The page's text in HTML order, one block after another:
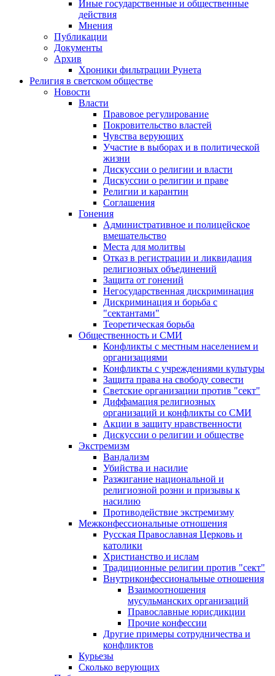
Иные государственные и общественные
действия
Мнения
Публикации
Документы
Архив
Хроники фильтрации Рунета
Религия в светском обществе
Новости
Власти
Правовое регулирование
Покровительство властей
Чувства верующих
Участие в выборах и в политической
жизни
Дискуссии о религии и власти
Дискуссии о религии и праве
Религии и карантин
Соглашения
Гонения
Административное и полицейское
вмешательство
Места для молитвы
Отказ в регистрации и ликвидация
религиозных объединений
Защита от гонений
Негосударственная дискриминация
Дискриминация и борьба с
"сектантами"
Теоретическая борьба
Общественность и СМИ
Конфликты с местным населением и
организациями
Конфликты с учреждениями культуры
Защита права на свободу совести
Светские организации против "сект"
Диффамация религиозных
организаций и конфликты со СМИ
Акции в защиту нравственности
Дискуссии о религии и обществе
Экстремизм
Вандализм
Убийства и насилие
Разжигание национальной и
религиозной розни и призывы к
насилию
Противодействие экстремизму
Межконфессиональные отношения
Русская Православная Церковь и
католики
Христианство и ислам
Традиционные религии против "сект"
Внутриконфессиональные отношения
Взаимоотношения
мусульманских организаций
Православные юрисдикции
Прочие конфессии
Другие примеры сотрудничества и
конфликтов
Курьезы
Сколько верующих